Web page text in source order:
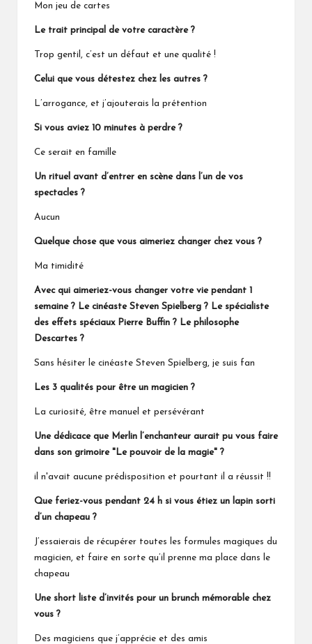
Mon jeu de cartes
Le trait principal de votre caractère ?
Trop gentil, c’est un défaut et une qualité !
Celui que vous détestez chez les autres ?
L’arrogance, et j’ajouterais la prétention
Si vous aviez 10 minutes à perdre ?
Ce serait en famille
Un rituel avant d’entrer en scène dans l’un de vos
spectacles ?
Aucun
Quelque chose que vous aimeriez changer chez vous ?
Ma timidité
Avec qui aimeriez-vous changer votre vie pendant 1
semaine ? Le cinéaste Steven Spielberg ? Le spécialiste
des effets spéciaux Pierre Buffin ? Le philosophe
Descartes ?
Sans hésiter le cinéaste Steven Spielberg, je suis fan
Les 3 qualités pour être un magicien ?
La curiosité, être manuel et persévérant
Une dédicace que Merlin l’enchanteur aurait pu vous faire
dans son grimoire "Le pouvoir de la magie" ?
il n'avait aucune prédisposition et pourtant il a réussit !!
Que feriez-vous pendant 24 h si vous étiez un lapin sorti
d’un chapeau ?
J’essaierais de récupérer toutes les formules magiques du
magicien, et faire en sorte qu’il prenne ma place dans le
chapeau
Une short liste d’invités pour un brunch mémorable chez
vous ?
Des magiciens que j’apprécie et des amis